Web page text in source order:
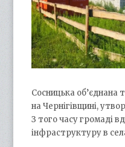
Сосницька об’єднана
на Чернігівщині,
З того часу громаді
інфраструктуру в